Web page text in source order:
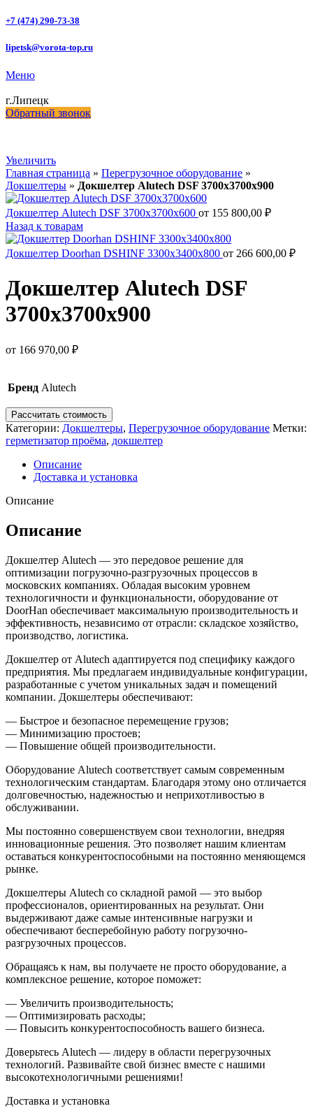
+7 (474) 290-73-38
lipetsk@vorota-top.ru
Меню
г.Липецк
Обратный звонок
Увеличить
Главная страница » Перегрузочное оборудование »
Докшелтеры » Докшелтер Alutech DSF 3700x3700x900
Докшелтер Alutech DSF 3700x3700x600 от 155 800,00 ₽
Назад к товарам
Докшелтер Doorhan DSHINF 3300x3400x800 от 266 600,00 ₽
Докшелтер Alutech DSF
3700x3700x900
от 166 970,00 ₽
Бренд Alutech
Рассчитать стоимость
Категории: Докшелтеры, Перегрузочное оборудование Метки:
герметизатор проёма, докшелтер
Описание
Доставка и установка
Описание
Описание
Докшелтер Alutech — это передовое решение для
оптимизации погрузочно-разгрузочных процессов в
московских компаниях. Обладая высоким уровнем
технологичности и функциональности, оборудование от
DoorHan обеспечивает максимальную производительность и
эффективность, независимо от отрасли: складское хозяйство,
производство, логистика.
Докшелтер от Alutech адаптируется под специфику каждого
предприятия. Мы предлагаем индивидуальные конфигурации,
разработанные с учетом уникальных задач и помещений
компании. Докшелтеры обеспечивают:
— Быстрое и безопасное перемещение грузов;
— Минимизацию простоев;
— Повышение общей производительности.
Оборудование Alutech соответствует самым современным
технологическим стандартам. Благодаря этому оно отличается
долговечностью, надежностью и неприхотливостью в
обслуживании.
Мы постоянно совершенствуем свои технологии, внедряя
инновационные решения. Это позволяет нашим клиентам
оставаться конкурентоспособными на постоянно меняющемся
рынке.
Докшелтеры Alutech со складной рамой — это выбор
профессионалов, ориентированных на результат. Они
выдерживают даже самые интенсивные нагрузки и
обеспечивают бесперебойную работу погрузочно-
разгрузочных процессов.
Обращаясь к нам, вы получаете не просто оборудование, а
комплексное решение, которое поможет:
— Увеличить производительность;
— Оптимизировать расходы;
— Повысить конкурентоспособность вашего бизнеса.
Доверьтесь Alutech — лидеру в области перегрузочных
технологий. Развивайте свой бизнес вместе с нашими
высокотехнологичными решениями!
Доставка и установка